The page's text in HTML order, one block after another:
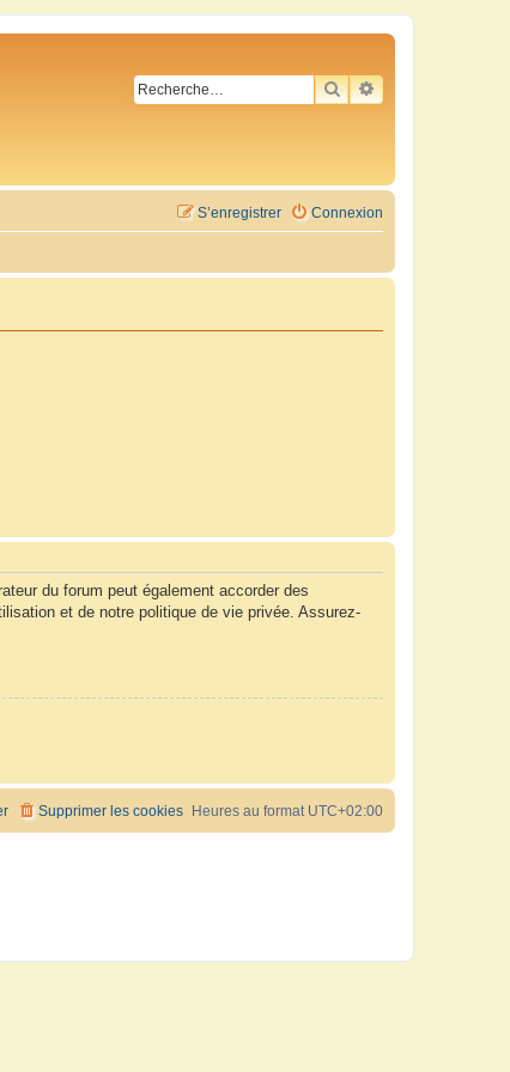
RECHERCHER
RECHERCHE
Connexion
S’enregistrer
du forum peut également accorder des
et de notre politique de vie privée. Assurez-
Heures au format UTC+02:00
Supprimer les cookies